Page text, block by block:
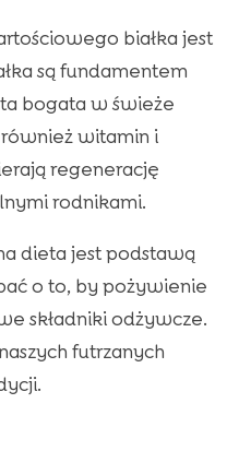
białka jest
są fundamentem
bogata w świeże
witamin i
regenerację
rodnikami.
dieta jest podstawą
o to, by pożywienie
składniki odżywcze.
futrzanych